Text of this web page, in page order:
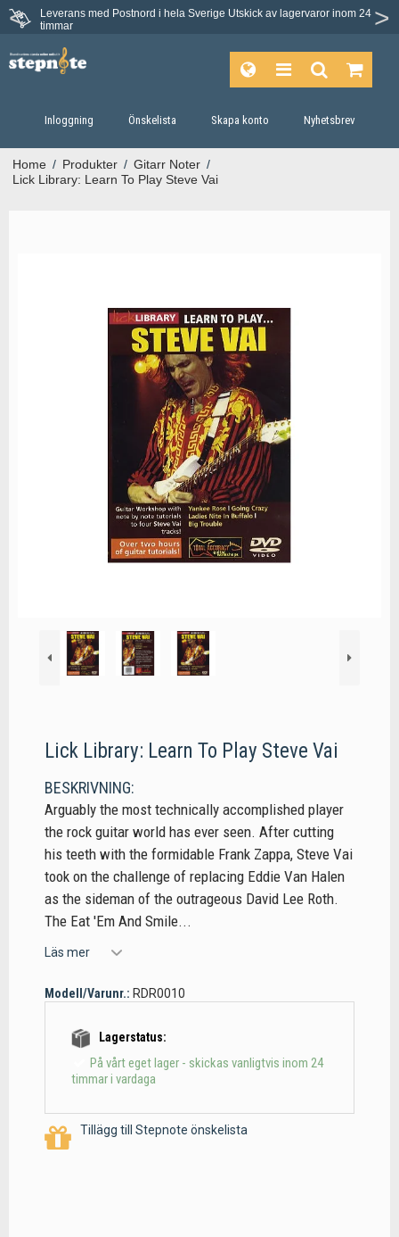
Leverans med Postnord i hela Sverige Utskick av lagervaror inom 24
timmar
Du har 30 dagars ångerrätt.
Inloggning Önskelista Skapa konto Nyhetsbrev
Home / Produkter / Gitarr Noter /
Lick Library: Learn To Play Steve Vai
Lick Library: Learn To Play Steve Vai
BESKRIVNING:
Arguably the most technically accomplished player
the rock guitar world has ever seen. After cutting
his teeth with the formidable Frank Zappa, Steve Vai
took on the challenge of replacing Eddie Van Halen
as the sideman of the outrageous David Lee Roth.
The Eat 'Em And Smile...
Läs mer
Modell/Varunr.: RDR0010
Lagerstatus:
På vårt eget lager - skickas vanligtvis inom 24
timmar i vardaga
Tillägg till Stepnote önskelista